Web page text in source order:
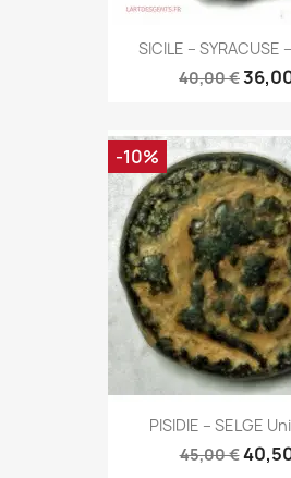
SICILE – SYRACUSE
40,00 €
PISIDIE – SELGE
45,00 €
-10%